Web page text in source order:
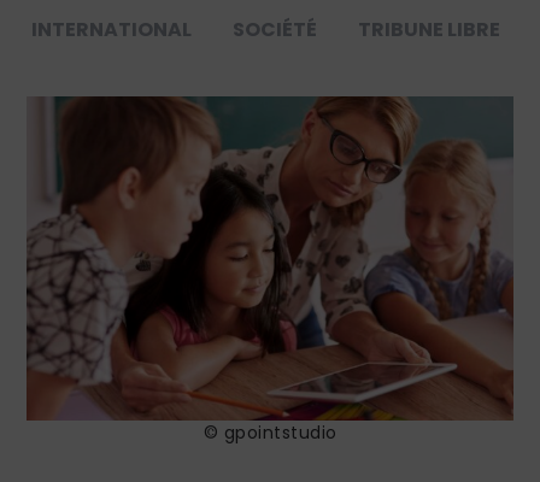
INTERNATIONAL
SOCIÉTÉ TRIBUNE LIBRE
© gpointstudio